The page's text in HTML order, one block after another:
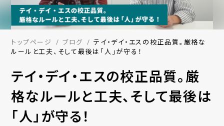
トップページ ブログ
テイ・デイ・エスの校正品質。厳格な
ルールと工夫、そして最後は「人」が守る！
テイ・デイ・エスの校正品質。厳
格なルールと工夫、そして最後は
「人」が守る！